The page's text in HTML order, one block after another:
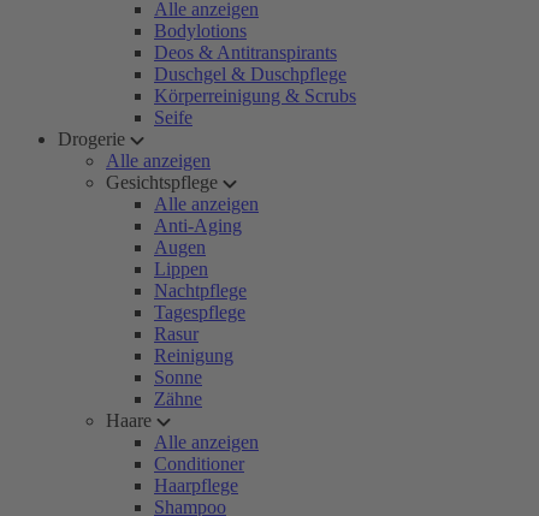
Alle anzeigen
Bodylotions
Deos & Antitranspirants
Duschgel & Duschpflege
Körperreinigung & Scrubs
Seife
Drogerie
Alle anzeigen
Gesichtspflege
Alle anzeigen
Anti-Aging
Augen
Lippen
Nachtpflege
Tagespflege
Rasur
Reinigung
Sonne
Zähne
Haare
Alle anzeigen
Conditioner
Haarpflege
Shampoo